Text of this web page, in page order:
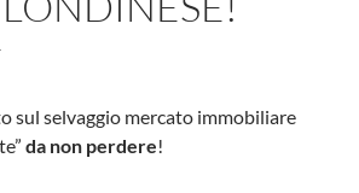
sul selvaggio mercato immobiliare
da non perdere!
immobiliare Londinese!